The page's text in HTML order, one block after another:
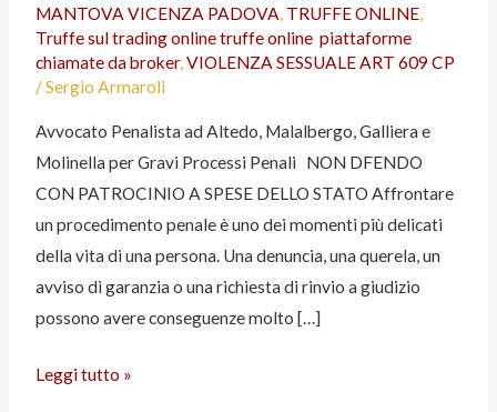
MANTOVA VICENZA PADOVA, TRUFFE ONLINE,
Truffe sul trading online truffe online piattaforme
chiamate da broker,VIOLENZA SESSUALE ART 609 CP
/Sergio Armaroli
Avvocato Penalista ad Altedo, Malalbergo, Galliera e
Molinella per Gravi Processi Penali NON DFENDO
CON PATROCINIO A SPESE DELLO STATO Affrontare
un procedimento penale è uno dei momenti più delicati
della vita di una persona. Una denuncia, una querela, un
avviso di garanzia o una richiesta di rinvio a giudizio
possono avere conseguenze molto […]
per
Gravi
Processi
Leggi tutto »